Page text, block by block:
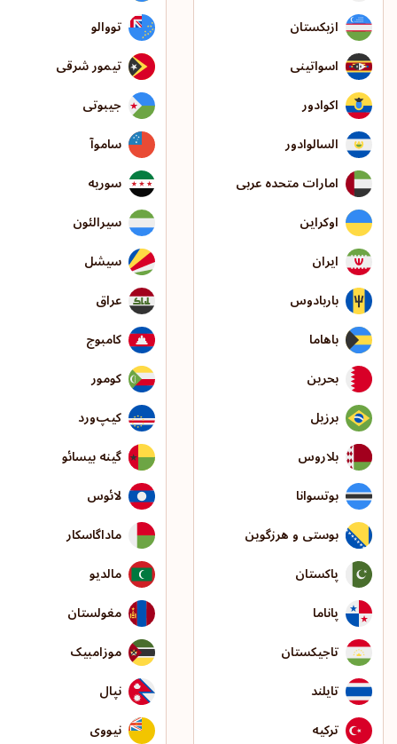
ازبکستان
اسواتینی
اکوادور
السالوادور
امارات متحده عربی
اوکراین
ایران
باربادوس
باهاما
بحرین
برزیل
بلاروس
بوتسوانا
بوستی و هرزگوین
پاکستان
پاناما
تاجیکستان
تایلند
ترکیه
تووالو
تیمور شرقی
جیبوتی
ساموآ
سوریه
سیرالئون
سیشل
عراق
کامبوج
کومور
کیپ‌ورد
گینه بیسائو
لائوس
ماداگاسکار
مالدیو
مغولستان
موزامبیک
نپال
نیووی